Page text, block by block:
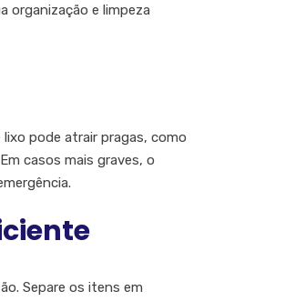
organização e limpeza
pode atrair pragas, como
casos mais graves, o
Separe os itens em